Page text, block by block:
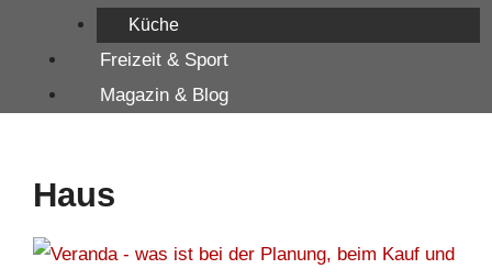
Küche
Freizeit & Sport
Magazin & Blog
Haus